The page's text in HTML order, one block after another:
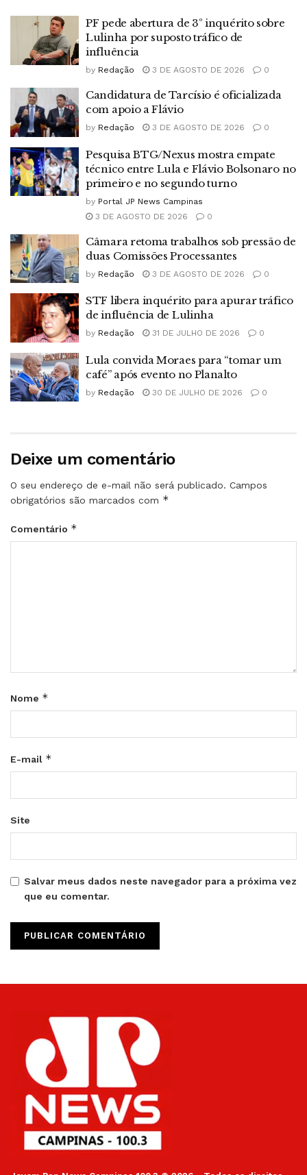
PF pede abertura de 3º inquérito sobre
Lulinha por suposto tráfico de
influência
by Redação 3 DE AGOSTO DE 2026 0
Candidatura de Tarcísio é oficializada
com apoio a Flávio
by Redação 3 DE AGOSTO DE 2026 0
Pesquisa BTG/Nexus mostra empate
técnico entre Lula e Flávio Bolsonaro no
primeiro e no segundo turno
by Portal JP News Campinas
3 DE AGOSTO DE 2026
0
Câmara retoma trabalhos sob pressão de
duas Comissões Processantes
by Redação 3 DE AGOSTO DE 2026 0
STF libera inquérito para apurar tráfico
de influência de Lulinha
by Redação 31 DE JULHO DE 2026 0
Lula convida Moraes para “tomar um
café” após evento no Planalto
by Redação 30 DE JULHO DE 2026 0
Deixe um comentário
O seu endereço de e-mail não será publicado. Campos
obrigatórios são marcados com *
Comentário *
Nome *
E-mail *
Site
Salvar meus dados neste navegador para a próxima vez
que eu comentar.